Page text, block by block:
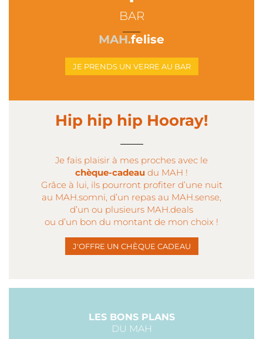
BAR
MAH.felise
JE PRENDS UN VERRE AU BAR
Hip hip hip Hooray!
Je fais plaisir à mes proches avec le
chèque-cadeau du MAH !
Grâce à lui, ils pourront profiter d’une nuit
au MAH.somni, d’un repas au MAH.sense,
d’un ou plusieurs MAH.deals
ou d’un bon du montant de mon choix !
J'OFFRE UN CHÈQUE CADEAU
LES BONS PLANS
DU MAH